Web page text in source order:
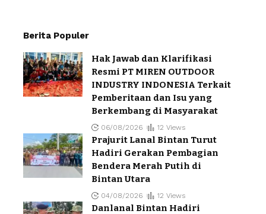
Berita Populer
Hak Jawab dan Klarifikasi
Resmi PT MIREN OUTDOOR
INDUSTRY INDONESIA Terkait
Pemberitaan dan Isu yang
Berkembang di Masyarakat
06/08/2026 12 Views
Prajurit Lanal Bintan Turut
Hadiri Gerakan Pembagian
Bendera Merah Putih di
Bintan Utara
04/08/2026 12 Views
Danlanal Bintan Hadiri